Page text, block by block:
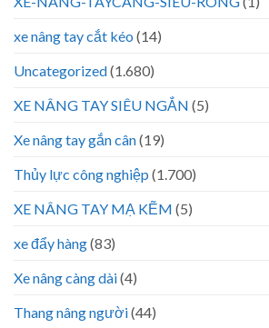
xe nâng tay cắt kéo (14)
Uncategorized(1.680)
XE NÂNG TAY SIÊU NGẮN (5)
Xe nâng tay gắn cân(19)
Thủy lực công nghiệp (1.700)
XE NÂNG TAY MẠ KẼM (5)
xe đẩy hàng(83)
Xe nâng càng dài(4)
Thang nâng người(44)